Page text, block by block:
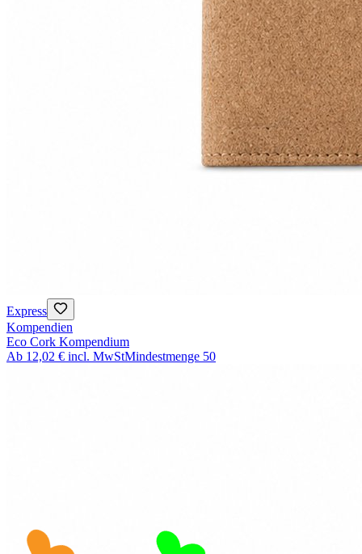
Express
Kompendien
Eco Cork Kompendium
Ab 12,02 € incl. MwStMindestmenge 50